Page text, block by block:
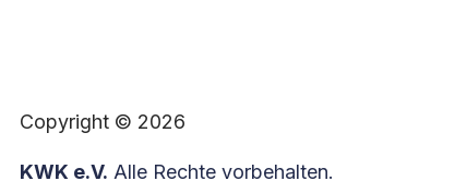
Copyright © 2026
KWK e.V. Alle Rechte vorbehalten.